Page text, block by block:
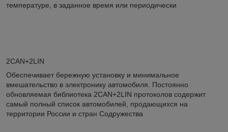
температуре, в заданное время или периодически
2CAN+2LIN
Обеспечивает бережную установку и минимальное
вмешательство в электронику автомобиля. Постоянно
обновляемая библиотека 2CAN+2LIN протоколов содержит
самый полный список автомобилей, продающихся на
территории России и стран Содружества